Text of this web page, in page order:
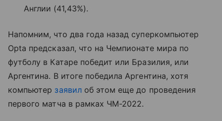
Англии (41,43%).
Напомним, что два года назад суперкомпьютер
Opta предсказал, что на Чемпионате мира по
футболу в Катаре победит или Бразилия, или
Аргентина. В итоге победила Аргентина, хотя
компьютер заявилоб этом еще до проведения
первого матча в рамках ЧМ-2022.